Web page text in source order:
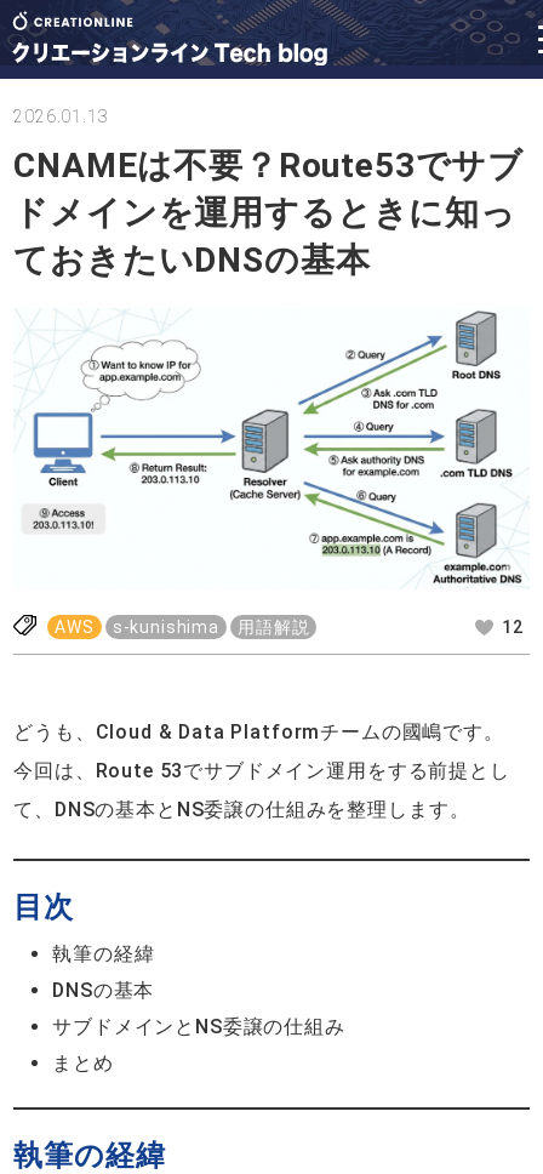
2026.01.13
CNAMEは不要？Route53でサブ
ドメインを運用するときに知っ
ておきたいDNSの基本
AWS s-kunishima 用語解説 12
どうも、Cloud & Data Platformチームの國嶋です。
今回は、Route 53でサブドメイン運用をする前提とし
て、DNSの基本とNS委譲の仕組みを整理します。
目次
執筆の経緯
DNSの基本
サブドメインとNS委譲の仕組み
まとめ
執筆の経緯